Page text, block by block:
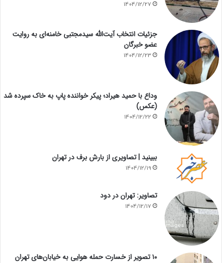
1404/12/27
جزئیات انتخاب آیت‌الله سیدمجتبی خامنه‌ای به روایت
عضو خبرگان
1404/12/23
وداع با حمید هیراد؛ پیکر خواننده پاپ به خاک سپرده شد
(عکس)
1404/12/22
ببینید | تصاویری از بارش برف در تهران
1404/12/19
تصاویر: تهران در دود
1404/12/17
۱۰ تصویر از خسارت حمله هوایی به خیابان‌های تهران